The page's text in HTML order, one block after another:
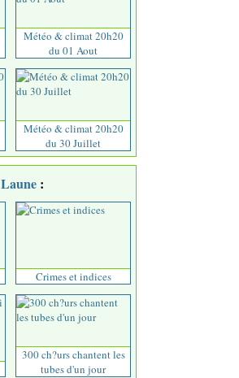
Météo & climat 20h20
du 01 Aout
Météo & climat 20h20
du 30 Juillet
Laune :
Crimes et indices
300 ch?urs chantent les
tubes d'un jour